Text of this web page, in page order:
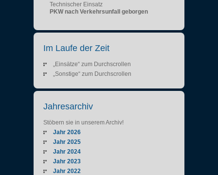
Technischer Einsatz
PKW nach Verkehrsunfall geborgen
Im Laufe der Zeit
„Einsätze“ zum Durchscrollen
„Sonstige“ zum Durchscrollen
Jahresarchiv
Stöbern sie in unserem Archiv!
Jahr 2026
Jahr 2025
Jahr 2024
Jahr 2023
Jahr 2022